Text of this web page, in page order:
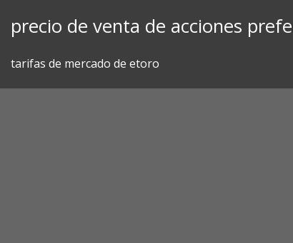
precio de venta de acciones
tarifas de mercado de etoro